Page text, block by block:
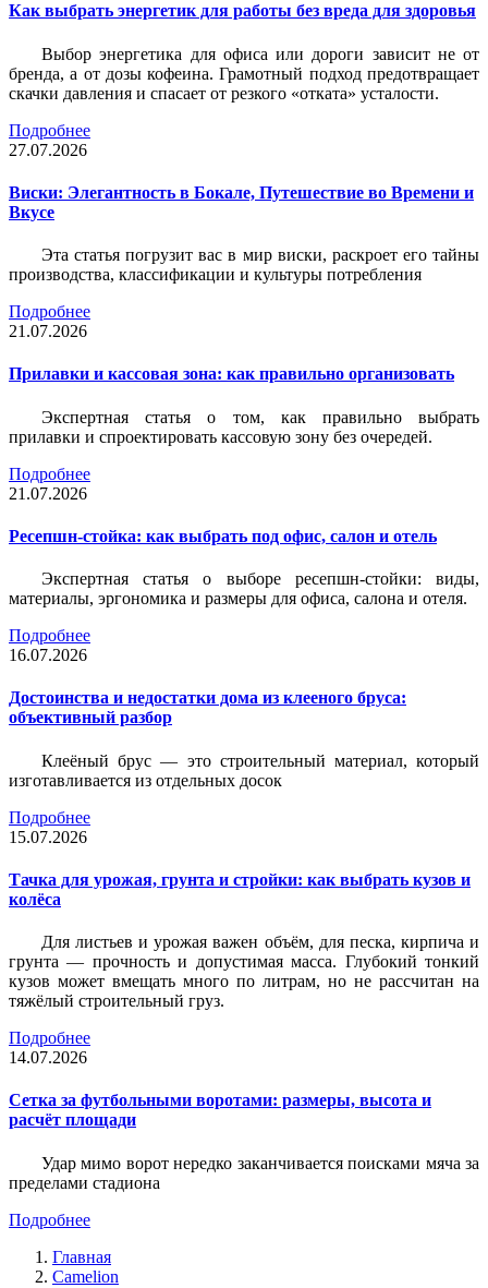
Как выбрать энергетик для работы без вреда для здоровья
Выбор энергетика для офиса или дороги зависит не от
бренда, а от дозы кофеина. Грамотный подход предотвращает
скачки давления и спасает от резкого «отката» усталости.
Подробнее
27.07.2026
Виски: Элегантность в Бокале, Путешествие во Времени и
Вкусе
Эта статья погрузит вас в мир виски, раскроет его тайны
производства, классификации и культуры потребления
Подробнее
21.07.2026
Прилавки и кассовая зона: как правильно организовать
Экспертная статья о том, как правильно выбрать
прилавки и спроектировать кассовую зону без очередей.
Подробнее
21.07.2026
Ресепшн-стойка: как выбрать под офис, салон и отель
Экспертная статья о выборе ресепшн-стойки: виды,
материалы, эргономика и размеры для офиса, салона и отеля.
Подробнее
16.07.2026
Достоинства и недостатки дома из клееного бруса:
объективный разбор
Клеёный брус — это строительный материал, который
изготавливается из отдельных досок
Подробнее
15.07.2026
Тачка для урожая, грунта и стройки: как выбрать кузов и
колёса
Для листьев и урожая важен объём, для песка, кирпича и
грунта — прочность и допустимая масса. Глубокий тонкий
кузов может вмещать много по литрам, но не рассчитан на
тяжёлый строительный груз.
Подробнее
14.07.2026
Сетка за футбольными воротами: размеры, высота и
расчёт площади
Удар мимо ворот нередко заканчивается поисками мяча за
пределами стадиона
Подробнее
Главная
Camelion